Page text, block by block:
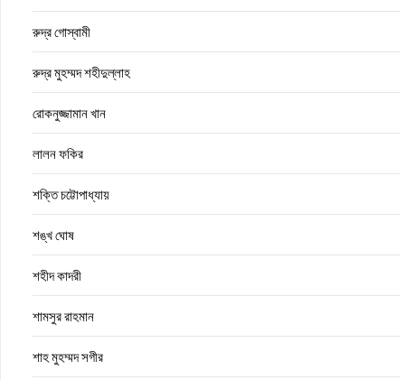
রুদ্র গোস্বামী
রুদ্র মুহম্মদ শহীদুল্লাহ
রোকনুজ্জামান খান
লালন ফকির
শক্তি চট্টোপাধ্যায়
শঙ্খ ঘোষ
শহীদ কাদরী
শামসুর রাহমান
শাহ মুহম্মদ সগীর